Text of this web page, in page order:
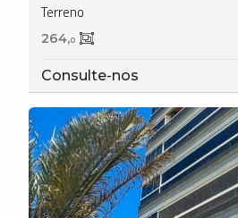
Terreno
264,0
Consulte-nos